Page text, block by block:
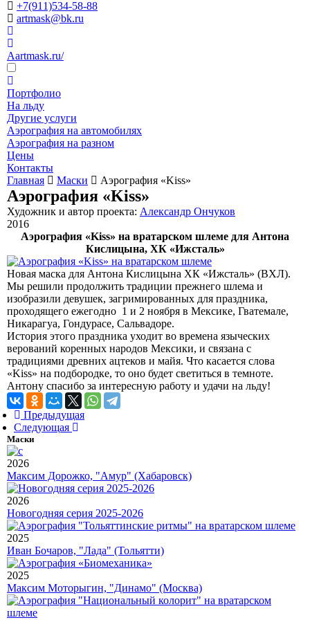
+7(911)534-58-88
artmask@bk.ru
Aartmask.ru/
Портфолио
На льду
Другие услуги
Аэрография на автомобилях
Аэрография на разном
Цены
Контакты
Главная
Маски Аэрография «Kiss»
Аэрография «Kiss»
Художник и автор проекта: Александр Ончуков
2016
Аэрография «Kiss» на вратарском шлеме для Антона
Кислицына, ХК «Ижсталь»
Новая маска для Антона Кислицына ХК «Ижсталь» (ВХЛ).
Мы решили продолжить традиции прежнего шлема и
изобразили девушек, загримированных для праздника,
проходящего ежегодно 1 и 2 ноября в Мексике, Гватемале,
Никарагуа, Гондурасе, Сальвадоре.
История этого праздника уходит во времена языческих
верований коренных народов Мексики, и связана с
традициями древних ацтеков и майя. Что касается слова
«Kiss» на подбородке, то оно будет светиться в темноте.
Антону спасибо за интересную работу и удачи на льду!
Предыдущая
Следующая
Маски
2026
Максим Дорожко, "Амур" (Хабаровск)
2026
Новогодняя серия 2025-2026
2025
Иван Бочаров, "Лада" (Тольятти)
2025
Максим Моторыгин, "Динамо" (Москва)